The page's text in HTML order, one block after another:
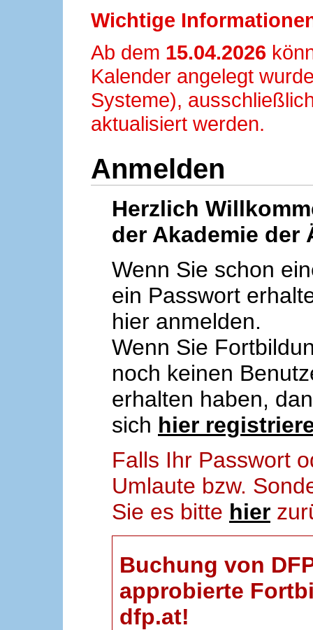
Wichtige
Ab dem 15.04.2026
Kalender angelegt
Systeme),
aktualisiert werden.
Anmelden
Herzlich
der Akademie der
Wenn Sie schon
ein Passwort
hier anmelden.
Wenn Sie
noch keinen
erhalten haben,
sich hier
Falls Ihr Passwort
Umlaute bzw.
Sie es bitte hier
Buchung von
approbierte
dfp.at!